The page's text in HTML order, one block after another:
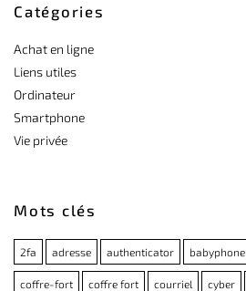
Catégories
Achat en ligne
Liens utiles
Ordinateur
Smartphone
Vie privée
Mots clés
2fa adresse authenticator babyphone
coffre-fort coffre fort courriel cyber